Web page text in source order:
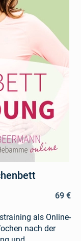
69 €
als Online-
nach der